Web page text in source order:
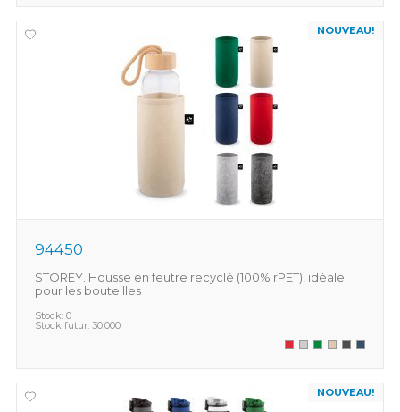
NOUVEAU!
94450
STOREY. Housse en feutre recyclé (100% rPET), idéale
pour les bouteilles
Stock: 0
Stock futur: 30.000
NOUVEAU!